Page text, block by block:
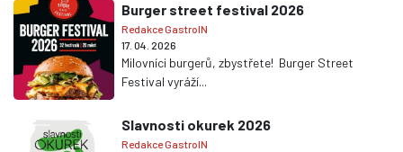
Burger street festival 2026
Redakce GastroIN
17. 04. 2026
Milovníci burgerů, zbystřete! Burger Street
Festival vyráží...
Slavnosti okurek 2026
Redakce GastroIN